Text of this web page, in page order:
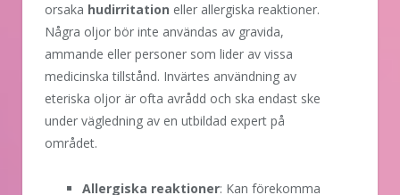
orsaka hudirritation eller allergiska reaktioner.
Några oljor bör inte användas av gravida,
ammande eller personer som lider av vissa
medicinska tillstånd. Invärtes användning av
eteriska oljor är ofta avrådd och ska endast ske
under vägledning av en utbildad expert på
området.
Allergiska reaktioner: Kan förekomma